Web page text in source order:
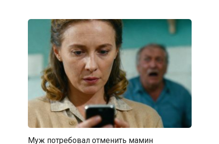
Муж потребовал отменить мамин